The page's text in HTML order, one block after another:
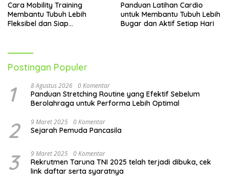
Cara Mobility Training
Membantu Tubuh Lebih
Fleksibel dan Siap
Panduan Latihan Cardio
untuk Membantu Tubuh Lebih
Bugar dan Aktif Setiap Hari
Postingan Populer
1 8 Agustus 2026 0 Komentar
Panduan Stretching Routine yang Efektif Sebelum
Berolahraga untuk Performa Lebih Optimal
2 9 Maret 2025 0 Komentar
Sejarah Pemuda Pancasila
3 9 Maret 2025 0 Komentar
Rekrutmen Taruna TNI 2025 telah terjadi dibuka, cek
link daftar serta syaratnya